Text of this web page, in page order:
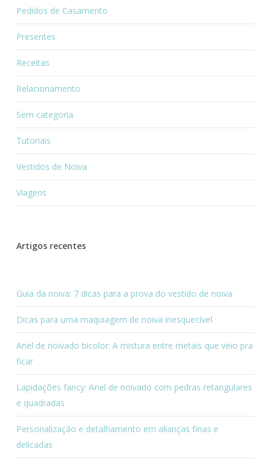
Pedidos de Casamento
Presentes
Receitas
Relacionamento
Sem categoria
Tutoriais
Vestidos de Noiva
Viagens
Artigos recentes
Guia da noiva: 7 dicas para a prova do vestido de noiva
Dicas para uma maquiagem de noiva inesquecível
Anel de noivado bicolor: A mistura entre metais que veio pra
ficar
Lapidações fancy: Anel de noivado com pedras retangulares
e quadradas
Personalização e detalhamento em alianças finas e
delicadas